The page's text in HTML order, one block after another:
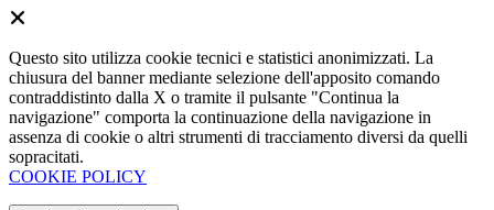
Questo sito utilizza cookie tecnici e statistici anonimizzati. La
chiusura del banner mediante selezione dell'apposito comando
contraddistinto dalla X o tramite il pulsante "Continua la
navigazione" comporta la continuazione della navigazione in
assenza di cookie o altri strumenti di tracciamento diversi da quelli
sopracitati.
COOKIE POLICY